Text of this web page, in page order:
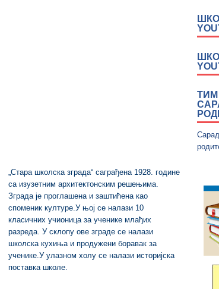
„Стара школска зграда“ саграђена 1928. године
са изузетним архитектонским решењима.
Зграда је проглашена и заштићена као
споменик културе.У њој се налази 10
класичних учионица за ученике млађих
разреда. У склопу ове зграде се налази
школска кухиња и продужени боравак за
ученике.У улазном холу се налази историјска
поставка школе.
ТИМ